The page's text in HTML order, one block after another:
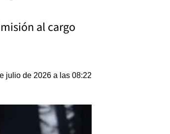
al cargo
julio de 2026 a las 08:22